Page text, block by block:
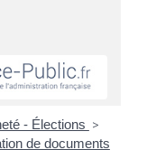
- Élections >
de documents